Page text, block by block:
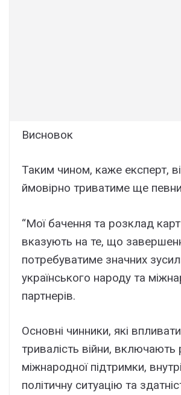
Висновок
Таким чином, каже експерт,
ймовірно триватиме ще
“Мої бачення та розклад
вказують на те, що
потребуватиме значних
українського народу та
партнерів.
Основні чинники, які
тривалість війни, включають
міжнародної підтримки,
політичну ситуацію та